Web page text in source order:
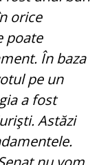
orice
poate
În baza
pe un
a fost
Astăzi